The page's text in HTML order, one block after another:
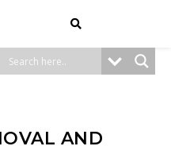
AND